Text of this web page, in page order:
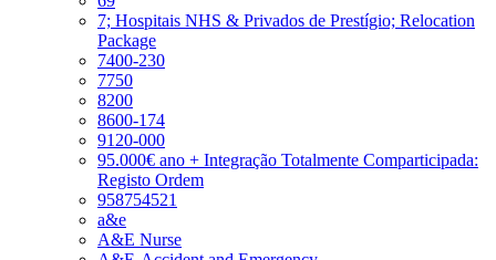
7; Hospitais NHS & Privados de Prestígio; Relocation
Package
7400-230
7750
8200
8600-174
9120-000
95.000€ ano + Integração Totalmente Comparticipada:
Registo Ordem
958754521
a&e
A&E Nurse